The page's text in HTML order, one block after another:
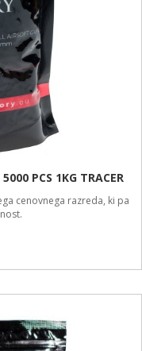
PCS 1KG TRACER
cenovnega razreda, ki pa